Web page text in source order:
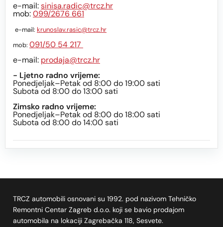
e-mail:sinisa.radic@trcz.hr
mob:099/2676 661
e-mail: krunoslav.rasic@trcz.hr
mob: 091/50 54 217
e-mail: prodaja@trcz.hr
- Ljetno radno vrijeme:
Ponedjeljak–Petak od 8:00 do 19:00 sati
Subota od 8:00 do 13:00 sati
Zimsko radno vrijeme:
Ponedjeljak–Petak od 8:00 do 18:00 sati
Subota od 8:00 do 14:00 sati
TRCZ automobili osnovani su 1992. pod nazivom Tehničko
Remontni Centar Zagreb d.o.o. koji se bavio prodajom
automobila na lokaciji Zagrebačka 118, Sesvete.